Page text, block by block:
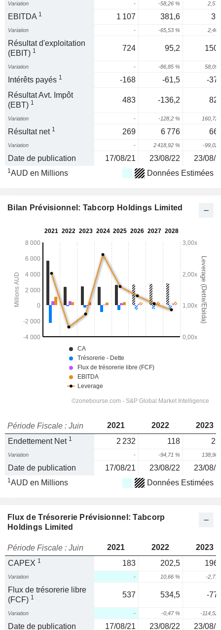
Variation - -58,26 % 2,57
EBITDA 1 1 107 381,6
Variation - -65,53 % 2,46
Résultat d'exploitation
(EBIT) 1 724 95,2
Variation - -86,85 % 58,09
Intérêts payés 1 -168 -61,5
-
Résultat Avt. Impôt
(EBT) 1 483 -136,2
Variation - -128,2 % 160,72
Résultat net 1 269 6 776
Variation - 2 418,92 % -99,02
Date de publication 17/08/21 23/08/22 23/08/
1AUD en Millions Données Estimées
Bilan Prévisionnel: Tabcorp Holdings Limited
Période Fiscale : Juin 2021 2022
2023
Endettement Net 1 2 232 118
Variation - -94,71 % 138,98
Date de publication 17/08/21 23/08/22 23/08/
1AUD en Millions Données Estimées
Flux de Trésorerie Prévisionnel: Tabcorp
Holdings Limited
Période Fiscale : Juin 2021 2022
2023
CAPEX 1 183 202,5
Variation - 10,66 % -2,77
Flux de trésorerie libre
(FCF) 1 537 534,5 -
Variation - -0,47 % -114,52
Date de publication 17/08/21 23/08/22 23/08/